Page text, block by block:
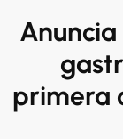
primera